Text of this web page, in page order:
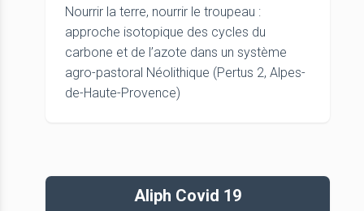
Nourrir la terre, nourrir le troupeau :
approche isotopique des cycles du
carbone et de l’azote dans un système
agro-pastoral Néolithique (Pertus 2, Alpes-
de-Haute-Provence)
Aliph Covid 19